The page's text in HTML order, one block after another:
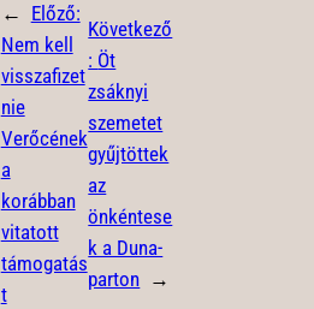
← Előző:
Nem kell
visszafizet
nie
Verőcének
a
korábban
vitatott
támogatás
t
Következő
: Öt
zsáknyi
szemetet
gyűjtöttek
az
önkéntese
k a Duna-
parton →